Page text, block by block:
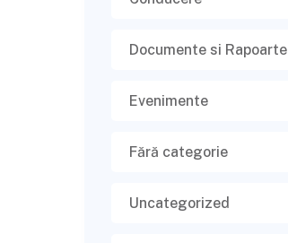
Documente si Rapoarte
Evenimente
Fără categorie
Uncategorized